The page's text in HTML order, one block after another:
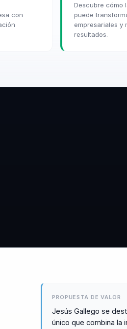
con
Descubre cómo
puede
empresariales y
resultados.
PROPUESTA DE VALOR
Jesús Gallego se
único que combina la